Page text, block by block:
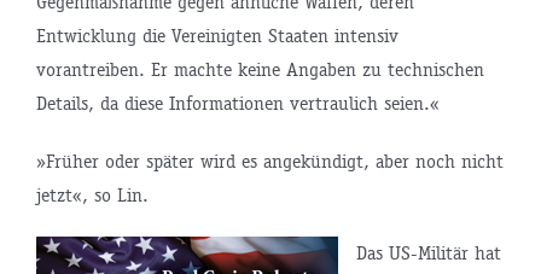
Entwicklung die Vereinigten Staaten intensiv
vorantreiben. Er machte keine Angaben zu technischen
Details, da diese Informationen vertraulich seien.«
»Früher oder später wird es angekündigt, aber noch nicht
jetzt«, so Lin.
Das US-Militär hat